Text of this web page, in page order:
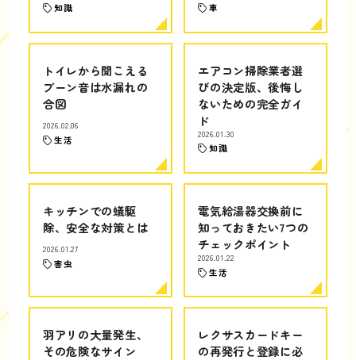
知識 車
トイレから聞こえる
ブーン音は水漏れの
合図
2026.02.06
生活
エアコン掃除業者選
びの決定版、後悔し
ないための完全ガイ
ド
2026.01.30
知識
キッチンでの蟻駆
除、安全な対策とは
2026.01.27
害虫
電気給湯器交換前に
知っておきたい7つの
チェックポイント
2026.01.22
生活
羽アリの大量発生、
その危険なサイン
レクサスカードキー
の再発行と登録に必